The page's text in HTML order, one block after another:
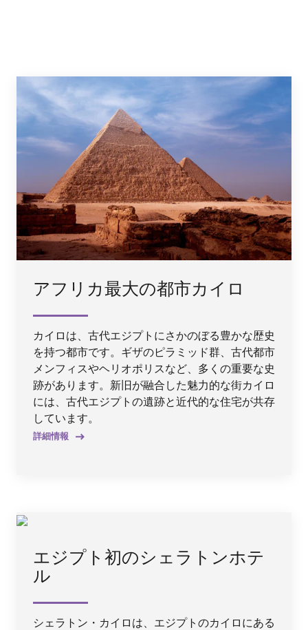
アフリカ最大の都市カイロ
カイロは、古代エジプトにさかのぼる豊かな歴史
を持つ都市です。ギザのピラミッド群、古代都市
メンフィスやヘリオポリスなど、多くの重要な史
跡があります。新旧が融合した魅力的な街カイロ
には、古代エジプトの遺跡と近代的な住宅が共存
しています。
詳細情報
エジプト初のシェラトンホテ
ル
シェラトン・カイロは、エジプトのカイロにある